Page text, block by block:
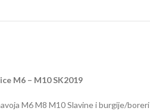
M6 – M10 SK2019
M6 M8 M10 Slavine i burgije/boreri